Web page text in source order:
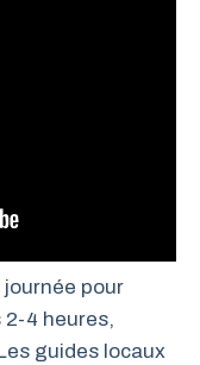
pour
2-4 heures,
guides locaux